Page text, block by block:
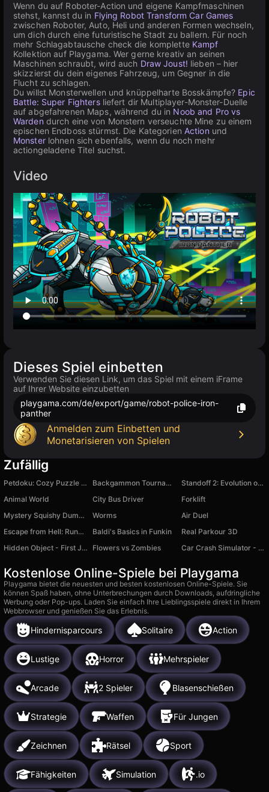
Wenn du auf Roboter-Action und eigene Kampfmaschinen
stehst, kannst du in Flying Robot Transform Car Games
zwischen Roboter, Auto, Heli und anderen Formen wechseln,
um dich durch eine futuristische Stadt zu ballern. Für noch
mehr Schlagabtausche check die komplette Kampf
Kollektion auf Playgama. Wer gerne kreativ an seinen
Maschinen schraubt, wird auch Draw Joust! lieben – hier
skizzierst du dein eigenes Fahrzeug, um Gegner in die
Flucht zu schlagen.
Du willst Monsterwellen und knüppelharte Bosskämpfe? Epic
Battle: Super Fightersliefert dir Multiplayer-Monster-Duelle
auf abgefahrenen Maps, während du in Noob and Pro vs
Warden durch eine von Monstern verseuchte Mine zu einem
epischen Endboss stürmst. Die Kategorien Action und
Monsterlohnen sich ebenfalls, wenn du noch mehr
actiongeladene Titel suchst.
Video
Dieses Spiel einbetten
Verwenden Sie diesen Link, um das Spiel mit einem iFrame
auf Ihrer Website einzubetten
playgama.com/de/export/game/robot-police-iron-
panther
Anmelden zum Einbetten und
Monetarisieren von Spielen
Zufällig
Petdoku: Cozy Puzzle Games Backgammon Tournament
Standoff 2: Evolution of knives
Animal World
City Bus Driver
Forklift
Mystery Squishy Dumpling Blind Box
Worms
Air Duel
Escape from Hell: Runner Game
Baldi's Basics in Funkin
Real Parkour 3D
Hidden Object - First Journey
Flowers vs Zombies Car Crash Simulator - Police Chase
Kostenlose Online-Spiele bei Playgama
Playgama bietet die neuesten und besten kostenlosen Online-Spiele. Sie
können Spaß haben, ohne Unterbrechungen durch Downloads, aufdringliche
Werbung oder Pop-ups. Laden Sie einfach Ihre Lieblingsspiele direkt in Ihrem
Webbrowser und genießen Sie das Erlebnis.
Hindernisparcours Solitaire Action
Lustige Horror Mehrspieler
Arcade 2 Spieler Blasenschießen
Strategie Waffen Für Jungen
Zeichnen Rätsel Sport
Fähigkeiten Simulation .io